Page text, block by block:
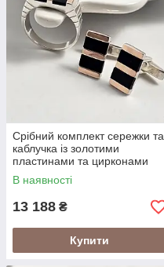
Срібний комплект сережки та
каблучка із золотими
пластинами та цирконами
В наявності
13 188 ₴
Купити